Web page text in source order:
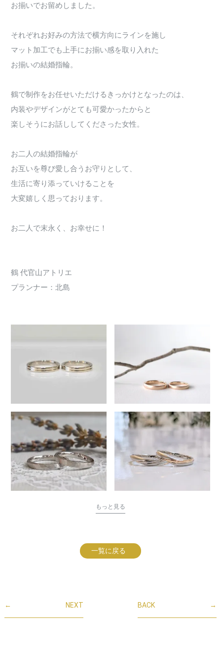
お揃いでお留めしました。
それぞれお好みの方法で横方向にラインを施し
マット加工でも上手にお揃い感を取り入れた
お揃いの結婚指輪。
鶴で制作をお任せいただけるきっかけとなったのは、
内装やデザインがとても可愛かったからと
楽しそうにお話ししてくださった女性。
お二人の結婚指輪が
お互いを尊び愛し合うお守りとして、
生活に寄り添っていけることを
大変嬉しく思っております。
お二人で末永く、お幸せに！
鶴 代官山アトリエ
プランナー：北島
もっと見る
一覧に戻る
← NEXT →
BACK